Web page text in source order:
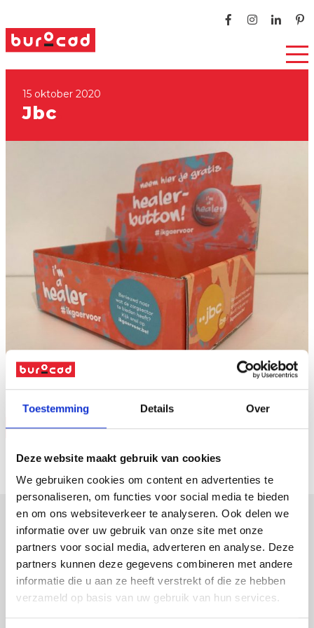
Toestemming Details Over
Deze website maakt gebruik van cookies
We gebruiken cookies om content en advertenties te
personaliseren, om functies voor social media te bieden
en om ons websiteverkeer te analyseren. Ook delen we
informatie over uw gebruik van onze site met onze
partners voor social media, adverteren en analyse. Deze
partners kunnen deze gegevens combineren met andere
informatie die u aan ze heeft verstrekt of die ze hebben
verzameld op basis van uw gebruik van hun services.
15 oktober 2020
Jbc
Naar overzicht
Vraag offerte
verpakkingen
displays
promotiemateriaal